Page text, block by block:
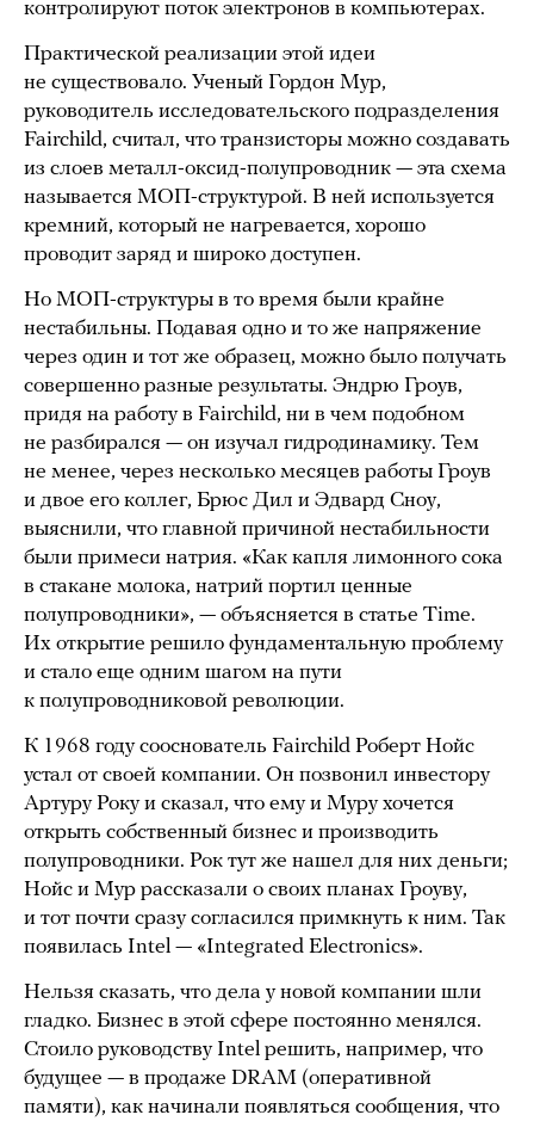
контролируют поток электронов в компьютерах.
Практической реализации этой идеи
не существовало. Ученый Гордон Мур,
руководитель исследовательского подразделения
Fairchild, считал, что транзисторы можно создавать
из слоев металл-оксид-полупроводник — эта схема
называется МОП-структурой. В ней используется
кремний, который не нагревается, хорошо
проводит заряд и широко доступен.
Но МОП-структуры в то время были крайне
нестабильны. Подавая одно и то же напряжение
через один и тот же образец, можно было получать
совершенно разные результаты. Эндрю Гроув,
придя на работу в Fairchild, ни в чем подобном
не разбирался — он изучал гидродинамику. Тем
не менее, через несколько месяцев работы Гроув
и двое его коллег, Брюс Дил и Эдвард Сноу,
выяснили, что главной причиной нестабильности
были примеси натрия. «Как капля лимонного сока
в стакане молока, натрий портил ценные
полупроводники», — объясняется в статье Time.
Их открытие решило фундаментальную проблему
и стало еще одним шагом на пути
к полупроводниковой революции.
К 1968 году сооснователь Fairchild Роберт Нойс
устал от своей компании. Он позвонил инвестору
Артуру Року и сказал, что ему и Муру хочется
открыть собственный бизнес и производить
полупроводники. Рок тут же нашел для них деньги;
Нойс и Мур рассказали о своих планах Гроуву,
и тот почти сразу согласился примкнуть к ним. Так
появилась Intel — «Integrated Electronics».
Нельзя сказать, что дела у новой компании шли
гладко. Бизнес в этой сфере постоянно менялся.
Стоило руководству Intel решить, например, что
будущее — в продаже DRAM (оперативной
памяти), как начинали появляться сообщения, что